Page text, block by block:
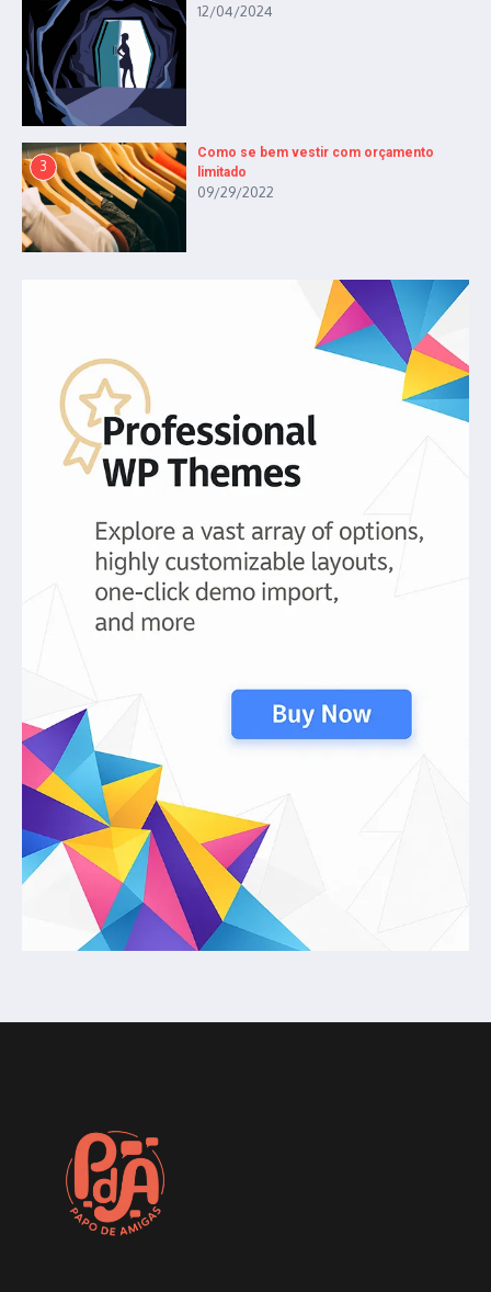
12/04/2024
3
Como se bem vestir com orçamento
limitado
09/29/2022